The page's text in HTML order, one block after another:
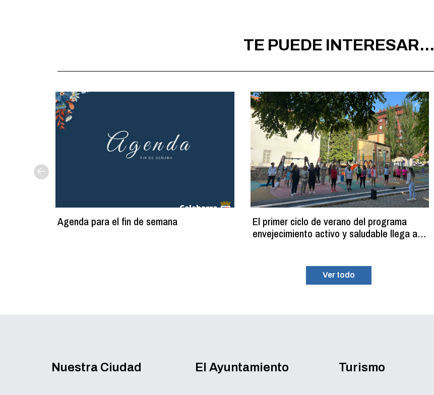
TE PUEDE INTERESAR...
Agenda para el fin de semana
El primer ciclo de verano del programa
envejecimiento activo y saludable llega a
Ver todo
Nuestra Ciudad El Ayuntamiento Turismo